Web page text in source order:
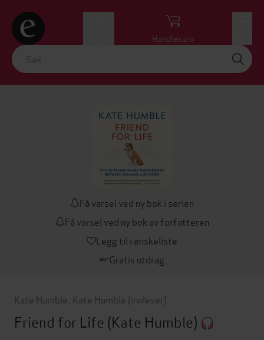
Handlekurv
Få varsel ved ny bok i serien
Få varsel ved ny bok av forfatteren
Legg til i ønskeliste
Gratis utdrag
Kate Humble Kate Humble (innleser)
Friend for Life (Kate Humble)